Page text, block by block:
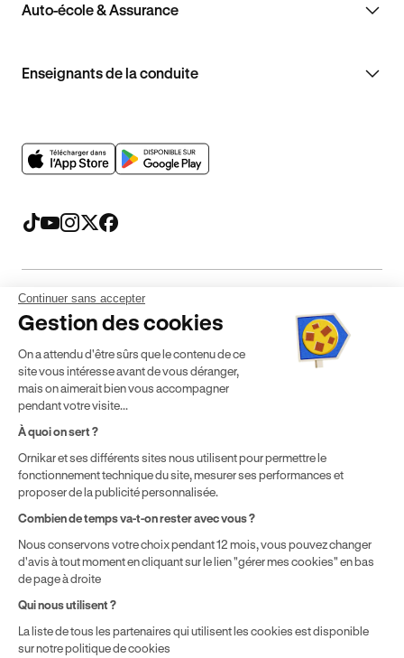
Auto-école & Assurance
Enseignants de la conduite
Mentions légales CGV CGU Politique de confidentialité
* Détail des conditions de nos offres
localisation géographique et du type de formules que vous
achetez comme détaillé dans nosConditions Générales de
Vente.
Continuer sans accepter
Gestion des cookies
On a attendu d'être sûrs que le contenu de ce
site vous intéresse avant de vous déranger,
mais on aimerait bien vous accompagner
pendant votre visite...
À quoi on sert ?
Ornikar et ses différents sites nous utilisent pour permettre le
fonctionnement technique du site, mesurer ses performances et
proposer de la publicité personnalisée.
Combien de temps va-t-on rester avec vous ?
Nous conservons votre choix pendant 12 mois, vous pouvez changer
d'avis à tout moment en cliquant sur le lien "gérer mes cookies" en bas
de page à droite
Qui nous utilisent ?
La liste de tous les partenaires qui utilisent les cookies est disponible
sur notre politique de cookies